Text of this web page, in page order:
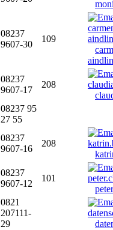
08237
9607-30
109
08237
9607-17
208
08237 95
27 55
08237
9607-16
208
08237
9607-12
101
0821
207111-
29